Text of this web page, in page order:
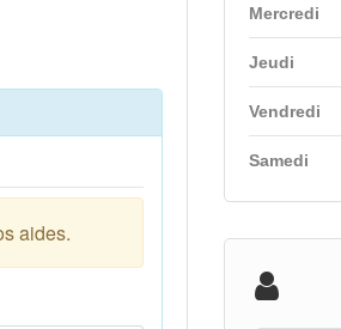
Mercredi
Jeudi
Vendredi
Samedi